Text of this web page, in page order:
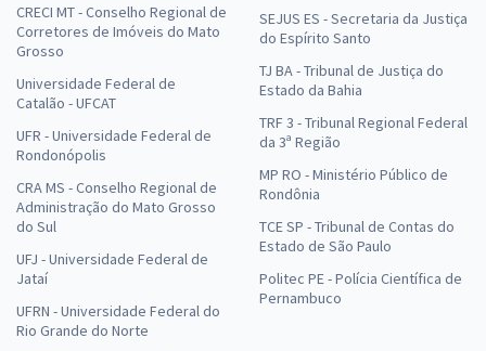
CRECI MT - Conselho Regional de
Corretores de Imóveis do Mato
Grosso
Universidade Federal de
Catalão - UFCAT
UFR - Universidade Federal de
Rondonópolis
CRA MS - Conselho Regional de
Administração do Mato Grosso
do Sul
UFJ - Universidade Federal de
Jataí
UFRN - Universidade Federal do
Rio Grande do Norte
SEJUS ES - Secretaria da Justiça
do Espírito Santo
TJ BA - Tribunal de Justiça do
Estado da Bahia
TRF 3 - Tribunal Regional Federal
da 3ª Região
MP RO - Ministério Público de
Rondônia
TCE SP - Tribunal de Contas do
Estado de São Paulo
Politec PE - Polícia Científica de
Pernambuco